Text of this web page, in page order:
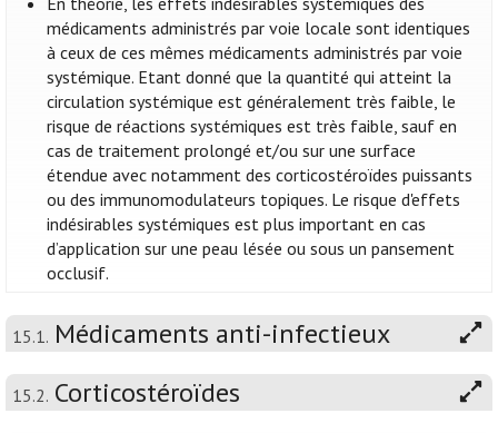
médicaments administrés par voie locale sont identiques
à ceux de ces mêmes médicaments administrés par voie
systémique. Etant donné que la quantité qui atteint la
circulation systémique est généralement très faible, le
risque de réactions systémiques est très faible, sauf en
cas de traitement prolongé et/ou sur une surface
étendue avec notamment des corticostéroïdes puissants
ou des immunomodulateurs topiques. Le risque d'effets
indésirables systémiques est plus important en cas
d’application sur une peau lésée ou sous un pansement
occlusif.
15.1. Médicaments anti-infectieux
15.2. Corticostéroïdes